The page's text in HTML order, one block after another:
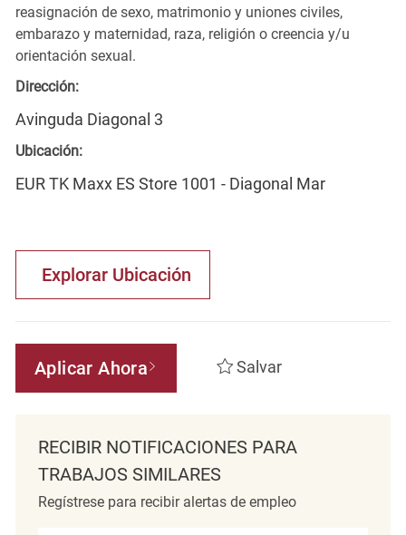
reasignación de sexo, matrimonio y uniones civiles,
embarazo y maternidad, raza, religión o creencia y/u
orientación sexual.
Dirección:
Avinguda Diagonal 3
Ubicación:
EUR TK Maxx ES Store 1001 - Diagonal Mar
Explorar Ubicación
Aplicar Ahora Salvar
RECIBIR NOTIFICACIONES PARA
TRABAJOS SIMILARES
Regístrese para recibir alertas de empleo